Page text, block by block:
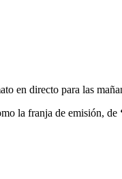
en directo para las
la franja de emisión, de